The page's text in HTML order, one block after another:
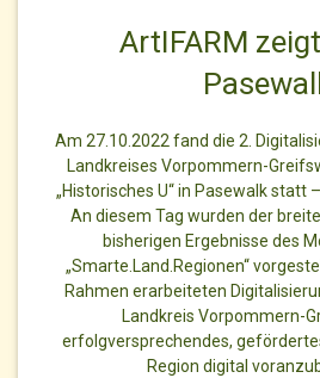
ArtIFARM
Am 27.10.2022 fand die 2.
Landkreises Vorpommern-
„Historisches U“ in Pasewalk statt
An diesem Tag wurden der
bisherigen Ergebnisse des
„Smarte.Land.Regionen“
Rahmen erarbeiteten
Landkreis Vorpommern-
erfolgversprechendes,
Region digital